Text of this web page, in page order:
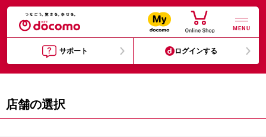
MENU
サポート ログインする
店舗の選択